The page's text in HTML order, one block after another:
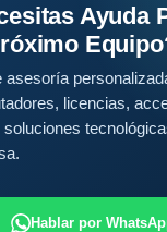
Ayuda
asesoría
licencias,
soluciones
Hablar por